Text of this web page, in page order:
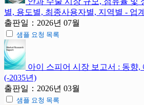
별, 용도별, 최종사용자별, 지역별 - 업
출판일：2026년 07월
샘플 요청 목록
아이 스피어 시장 보고서 : 동향,
(-2035년)
출판일：2026년 03월
샘플 요청 목록